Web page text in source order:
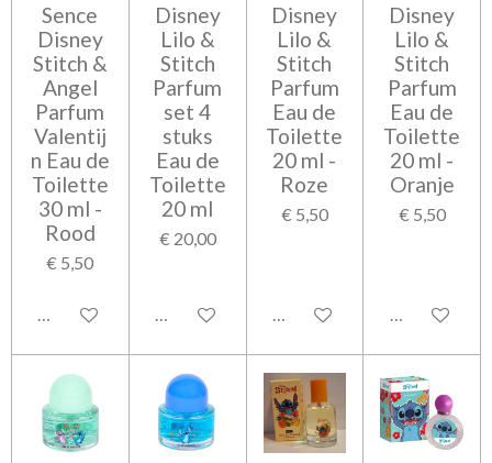
Sence
Disney
Stitch &
Angel
Parfum
Valentij
n Eau de
Toilette
30 ml -
Rood
€ 5,50
In winkelwagen
Disney
Lilo &
Stitch
Parfum
set 4
stuks
Eau de
Toilette
20 ml
€ 20,00
Bekijk details
Disney
Lilo &
Stitch
Parfum
Eau de
Toilette
20 ml -
Roze
€ 5,50
Bekijk details
Disney
Lilo &
Stitch
Parfum
Eau de
Toilette
20 ml -
Oranje
€ 5,50
Bekijk details